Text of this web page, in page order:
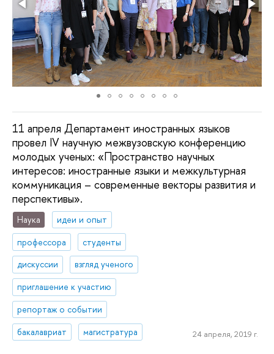
11 апреля Департамент иностранных языков
провел IV научную межвузовскую конференцию
молодых ученых: «Пространство научных
интересов: иностранные языки и межкультурная
коммуникация – современные векторы развития и
перспективы».
Наука
идеи и опыт
профессора
студенты
дискуссии
взгляд ученого
приглашение к участию
репортаж о событии
бакалавриат
магистратура 24 апреля, 2019 г.